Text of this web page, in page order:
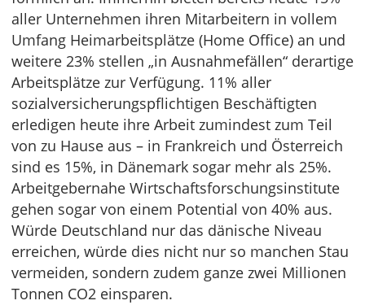
aller Unternehmen ihren Mitarbeitern in vollem
Umfang Heimarbeitsplätze (Home Office) an und
weitere 23% stellen „in Ausnahmefällen“ derartige
Arbeitsplätze zur Verfügung. 11% aller
sozialversicherungspflichtigen Beschäftigten
erledigen heute ihre Arbeit zumindest zum Teil
von zu Hause aus – in Frankreich und Österreich
sind es 15%, in Dänemark sogar mehr als 25%.
Arbeitgebernahe Wirtschaftsforschungsinstitute
gehen sogar von einem Potential von 40% aus.
Würde Deutschland nur das dänische Niveau
erreichen, würde dies nicht nur so manchen Stau
vermeiden, sondern zudem ganze zwei Millionen
Tonnen CO2 einsparen.